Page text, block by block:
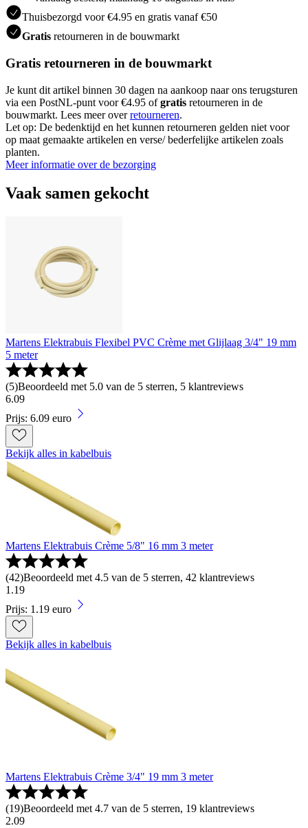
Thuisbezorgd voor €4.95 en gratis vanaf €50
Gratis retourneren in de bouwmarkt
Gratis retourneren in de bouwmarkt
Je kunt dit artikel binnen 30 dagen na aankoop naar ons terugsturen
via een PostNL-punt voor €4.95 ofgratis retourneren in de
bouwmarkt. Lees meer overretourneren.
Let op: De bedenktijd en het kunnen retourneren gelden niet voor
op maat gemaakte artikelen en verse/ bederfelijke artikelen zoals
planten.
Meer informatie over de bezorging
Vaak samen gekocht
Martens Elektrabuis Flexibel PVC Crème met Glijlaag 3/4" 19 mm
5 meter
(5)Beoordeeld met 5.0 van de 5 sterren, 5 klantreviews
6.09
Prijs: 6.09 euro
Bekijk alles in kabelbuis
Martens Elektrabuis Crème 5/8" 16 mm 3 meter
(42)Beoordeeld met 4.5 van de 5 sterren, 42 klantreviews
1 .19
Prijs: 1.19 euro
Bekijk alles in kabelbuis
Martens Elektrabuis Crème 3/4" 19 mm 3 meter
(19)Beoordeeld met 4.7 van de 5 sterren, 19 klantreviews
2.09